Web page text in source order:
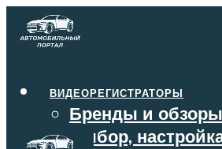
ВИДЕОРЕГИСТРАТОРЫ
Бренды и обзоры
Выбор,